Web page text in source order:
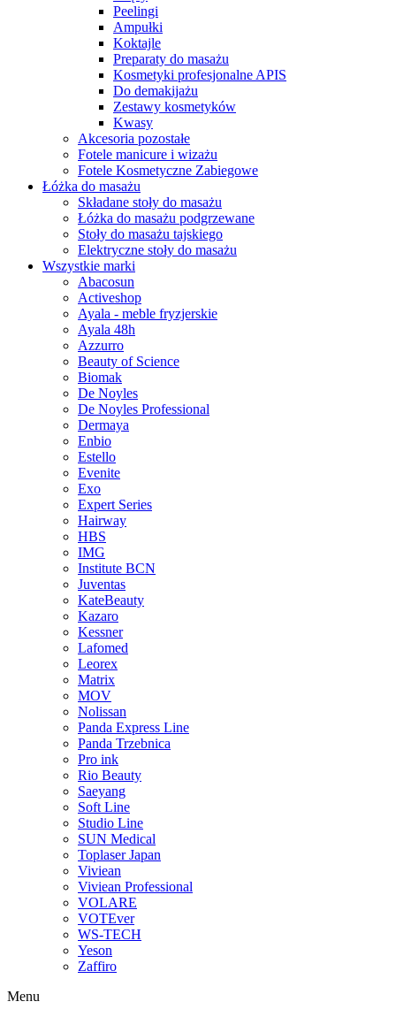
Peelingi
Ampułki
Koktajle
Preparaty do masażu
Kosmetyki profesjonalne APIS
Do demakijażu
Zestawy kosmetyków
Kwasy
Akcesoria pozostałe
Fotele manicure i wizażu
Fotele Kosmetyczne Zabiegowe
Łóżka do masażu
Składane stoły do masażu
Łóżka do masażu podgrzewane
Stoły do masażu tajskiego
Elektryczne stoły do masażu
Wszystkie marki
Abacosun
Activeshop
Ayala - meble fryzjerskie
Ayala 48h
Azzurro
Beauty of Science
Biomak
De Noyles
De Noyles Professional
Dermaya
Enbio
Estello
Evenite
Exo
Expert Series
Hairway
HBS
IMG
Institute BCN
Juventas
KateBeauty
Kazaro
Kessner
Lafomed
Leorex
Matrix
MOV
Nolissan
Panda Express Line
Panda Trzebnica
Pro ink
Rio Beauty
Saeyang
Soft Line
Studio Line
SUN Medical
Toplaser Japan
Viviean
Viviean Professional
VOLARE
VOTEver
WS-TECH
Yeson
Zaffiro
Menu